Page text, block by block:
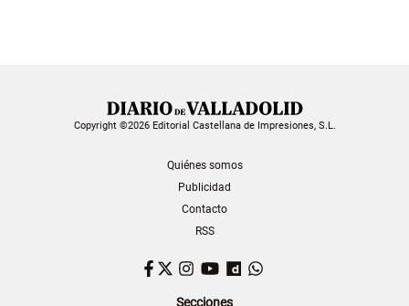
Copyright ©2026 Editorial Castellana de Impresiones, S.L.
Quiénes somos
Publicidad
Contacto
RSS
Facebook
TwitterInstagram
YouTubeDailymotion
Secciones